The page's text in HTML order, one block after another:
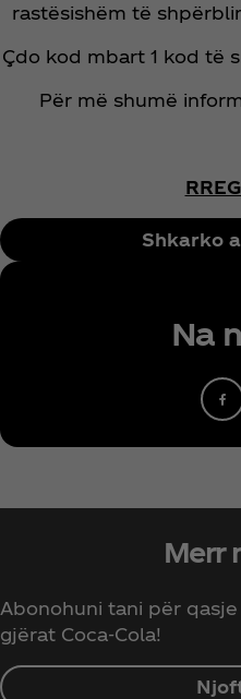
rastësishëm të
Çdo kod mbart 1 kod të
Për më shumë
Shkarko
Na
Merr
Abonohuni tani për
gjërat Coca‑Cola!